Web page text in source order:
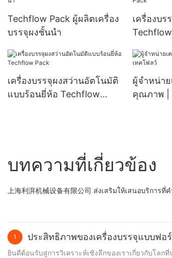
Techflow Pack ผู้ผลิตเครื่อง
บรรจุผงชั้นนำ
เครื่องบ
เครื่องบรรจุผงสว่านอัตโนมัติ
แบบร้อนยี่ห้อ Techflow
ผู้จำหน่าย
คุณภาพ |
บทความที่เกี่ยวข้อง
上海利湃机械设备有限公司 ส่งเสริมให้เสนอบริการ
1 ประสิทธิภาพของเครื่องบรรจุแบบฟ
ยินดีต้อนรับสู่การวิเคราะห์เชิงลึกของเราเกี่ยวกับโล